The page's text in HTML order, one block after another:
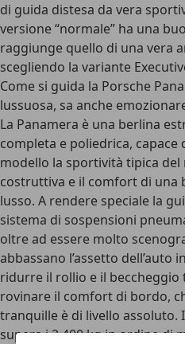
di guida distesa da vera
versione “normale” ha una
raggiunge quello di una vera
scegliendo la variante
Come si guida la Porsche
lussuosa, sa anche
La Panamera è una berlina
completa e poliedrica, capace
modello la sportività tipica
costruttiva e il comfort di una
lusso. A rendere speciale la
sistema di sospensioni
oltre ad essere molto
abbassano l’assetto dell’auto
ridurre il rollio e il beccheggio
rovinare il comfort di bordo,
tranquille è di livello assoluto.
supera i 2.400 kg in ordine di